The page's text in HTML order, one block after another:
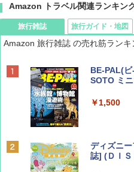
Amazon トラベル関連ランキン
旅行雑誌
Amazon 旅行雑誌 の売れ筋ランキ
BE-PAL(
SOTO ミ
￥1,500
ディズニ
誌] (ＤＩ
旅行ガイド・地図